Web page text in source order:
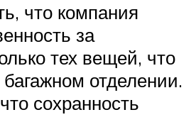
что компания
за
тех вещей, что
отделении.
сохранность